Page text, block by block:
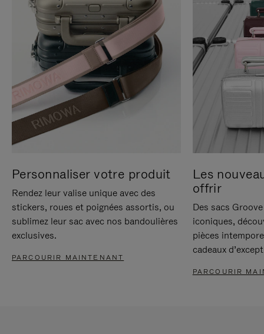
Personnaliser votre produit
Rendez leur valise unique avec des
stickers, roues et poignées assortis, ou
sublimez leur sac avec nos bandoulières
exclusives.
PARCOURIR MAINTENANT
Les
offrir
Des sacs
iconiques,
pièces
cadeaux
PARCOURIR